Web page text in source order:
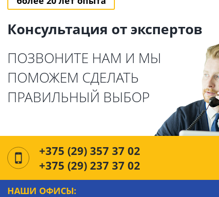
Консультация от экспертов
ПОЗВОНИТЕ НАМ И МЫ
ПОМОЖЕМ СДЕЛАТЬ
ПРАВИЛЬНЫЙ ВЫБОР
+375 (29) 357 37 02
+375 (29) 237 37 02
НАШИ ОФИСЫ: